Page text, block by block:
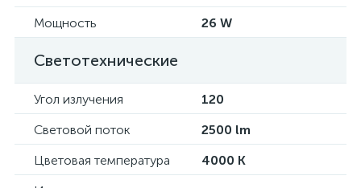
Мощность
26 W
Светотехнические
Угол излучения
120
Световой поток
2500 lm
Цветовая температура
4000 K